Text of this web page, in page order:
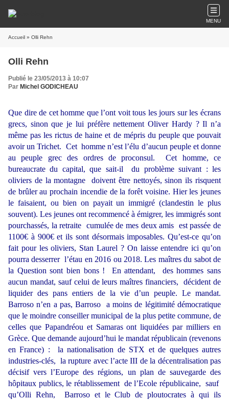
MENU
Accueil » Olli Rehn
Olli Rehn
Publié le 23/05/2013 à 10:07
Par Michel GODICHEAU
Que dire de cet homme que l’ont voit tous les jours sur les écrans
grecs, sinon que je lui préfère nettement Oliver Hardy ? Il n’a
même pas les rictus de haine et de mépris du peuple que pouvait
avoir un Trichet. Cet homme n’est l’élu d’aucun peuple et donne
au peuple grec des ordres de proconsul. Cet homme, ce
bureaucrate du capital, que sait-il du problème suivant : les
oliviers de la montagne doivent être nettoyés, sinon ils risquent
de brûler au prochain incendie de la forêt voisine. Hier les jeunes
le faisaient, ou bien on payait un immigré (clandestin le plus
souvent). Les jeunes ont recommencé à émigrer, les immigrés sont
pourchassés, la retraite cumulée de mes deux amis est passée de
1100€ à 900€ et ils sont désormais imposables. Qu’est-ce qu’on
fait pour les oliviers, Stan Laurel ? On laisse entendre ici qu’on
pourra desserrer l’étau en 2016 ou 2018. Les maîtres du sabot de
la Question sont bien bons ! En attendant, des hommes sans
aucun mandat, sauf celui de leurs maîtres financiers, décident de
liquider des pans entiers de la vie d’un peuple. Le mandat.
Barroso n’en a pas, Barroso a moins de légitimité démocratique
que le moindre conseiller municipal de la plus petite commune, de
celles que Papandréou et Samaras ont liquidées par milliers en
Grèce. Que demande aujourd’hui le mandat républicain (revenons
en France) : la nationalisation de STX et de quelques autres
industries-clés, la rupture avec l’acte III de la décentralisation pas
décisif vers l’Europe des régions, un plan de sauvegarde des
hôpitaux publics, le rétablissement de l’Ecole républicaine, sauf
qu’Olli Rehn, Barroso et le Club de ploutocrates à qui ils